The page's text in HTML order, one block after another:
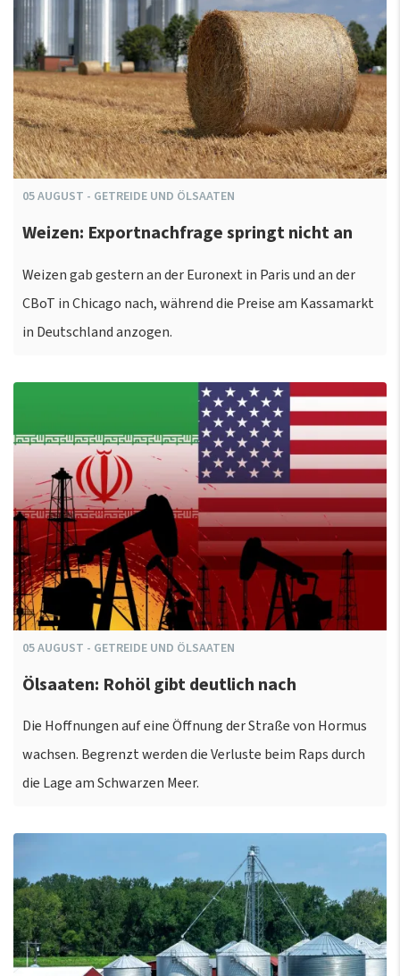
05AUGUST - GETREIDE UND ÖLSAATEN
Weizen: Exportnachfrage springt nicht an
Weizen gab gestern an der Euronext in Paris und an der
CBoT in Chicago nach, während die Preise am Kassamarkt
in Deutschland anzogen.
05AUGUST - GETREIDE UND ÖLSAATEN
Ölsaaten: Rohöl gibt deutlich nach
Die Hoffnungen auf eine Öffnung der Straße von Hormus
wachsen. Begrenzt werden die Verluste beim Raps durch
die Lage am Schwarzen Meer.